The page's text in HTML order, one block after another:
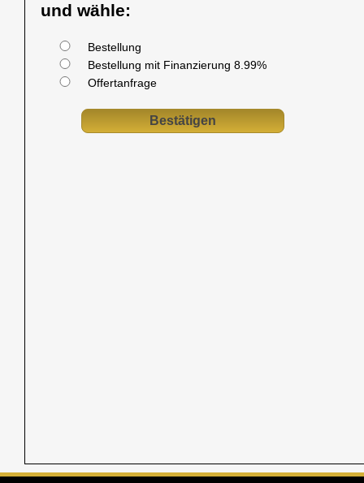
und wähle:
Bestellung
Bestellung mit Finanzierung 8.99%
Offertanfrage